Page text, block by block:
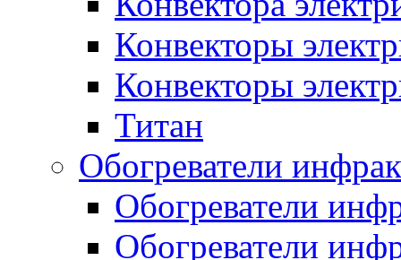
Конвекторы
Конвекторы
Титан
Обогреватели
Обогреватели
Обогреватели